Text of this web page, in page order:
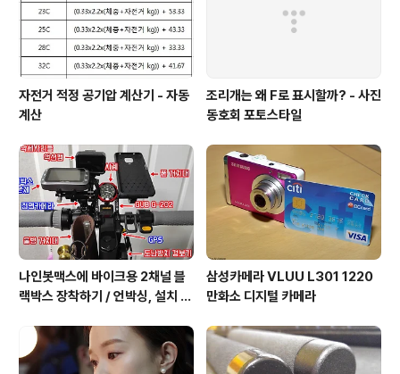
자전거 적정 공기압 계산기 - 자동
계산
조리개는 왜 F로 표시할까? - 사진
동호회 포토스타일
나인봇맥스에 바이크용 2채널 블
랙박스 장착하기 / 언박싱, 설치 그
삼성카메라 VLUU L301 1220
만화소 디지털 카메라